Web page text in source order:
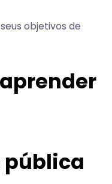
objetivos de